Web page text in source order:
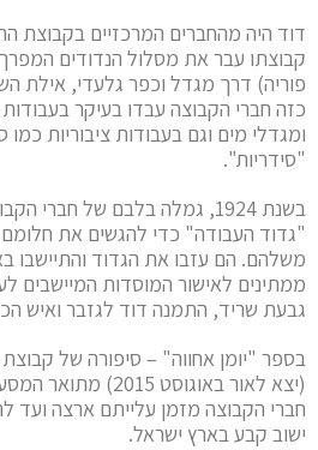
דוד היה מהחברים המרכזיים בקבוצת
קבוצתו עבר את מסלול הנדודים
פוריה) דרך מגדל וכפר גלעדי, אילת
כזה חברי הקבוצה עבדו בעיקר
ומגדלי מים וגם בעבודות ציבוריות
"סידריות".
בשנת 1924, גמלה בלבם של
"גדוד העבודה" כדי להגשים את
משלהם. הם עזבו את הגדוד והתיישבו
ממתינים לאישור המוסדות המיישבים
גבעת שריד, התמנה דוד לגזבר ואיש
בספר "יומן אחווה" – סיפורה של קבוצת
(יצא לאור באוגוסט
חברי הקבוצה מזמן עלייתם ארצה
ישוב קבע בארץ ישראל.